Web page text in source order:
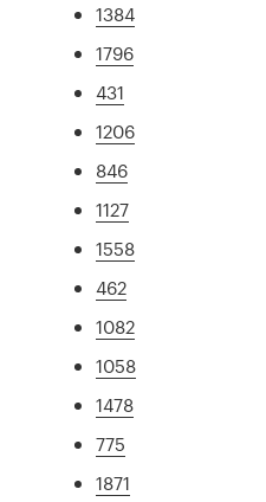
1384
1796
431
1206
846
1127
1558
462
1082
1058
1478
775
1871